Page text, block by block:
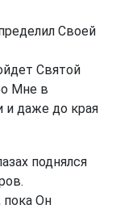
Своей
Святой
Мне в
и даже до края
поднялся
пока Он